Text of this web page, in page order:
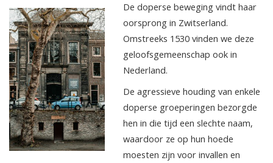
De doperse beweging vindt haar
oorsprong in Zwitserland.
Omstreeks 1530 vinden we deze
geloofsgemeenschap ook in
Nederland.
De agressieve houding van enkele
doperse groeperingen bezorgde
hen in die tijd een slechte naam,
waardoor ze op hun hoede
moesten zijn voor invallen en